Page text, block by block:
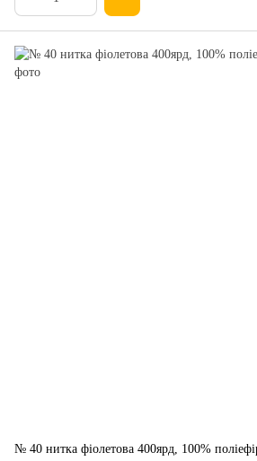
№ 40 нитка фіолетова 400ярд, 100%